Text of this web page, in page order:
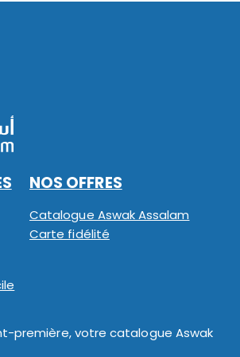
NOS OFFRES
Catalogue Aswak Assalam
Carte fidélité
première, votre catalogue Aswak